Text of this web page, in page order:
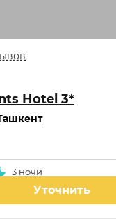
Hotel 3*
3 ночи
Уточнить